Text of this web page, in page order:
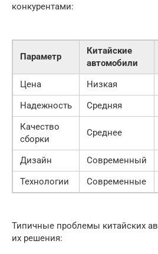
конкурентами:
Параметр
Китайские
автомобили
Цена
Низкая
Надежность
Средняя
Качество
сборки
Среднее
Дизайн Современный
Технологии
Современные
Типичные проблемы китайских
их решения: